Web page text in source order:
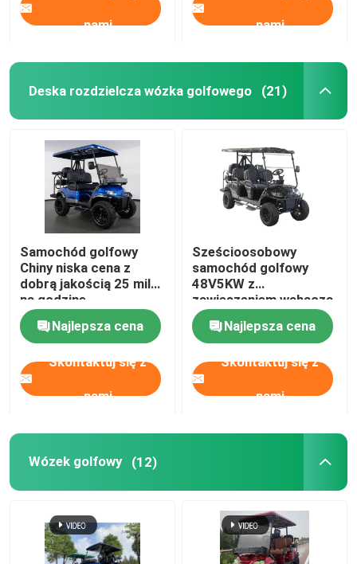
nami nami
Deska rozdzielcza wózka golfowego (21)
Samochód golfowy
Chiny niska cena z
dobrą jakością 25 mil
na godzinę
Najlepsza cena
Skontaktuj się z
nami
Sześcioosobowy
samochód golfowy
48V5KW z
zawieszeniem wahacza
Double A Stalowa rama
Wyprodukowano w
Chinach
Najlepsza cena
Skontaktuj się z
nami
Wózek golfowy (12)